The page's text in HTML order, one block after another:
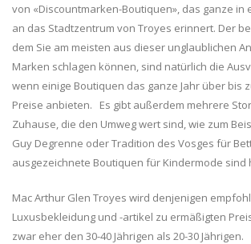
von «Discountmarken-Boutiquen», das ganze in
an das Stadtzentrum von Troyes erinnert. Der
dem Sie am meisten aus dieser unglaublichen
Marken schlagen können, sind natürlich die
wenn einige Boutiquen das ganze Jahr über bis
Preise anbieten. Es gibt außerdem mehrere
Zuhause, die den Umweg wert sind, wie zum
Guy Degrenne oder Tradition des Vosges für
ausgezeichnete Boutiquen für Kindermode sind
Mac Arthur Glen Troyes wird denjenigen
Luxusbekleidung und -artikel zu ermäßigten
zwar eher den 30-40 Jährigen als 20-30 Jährigen.